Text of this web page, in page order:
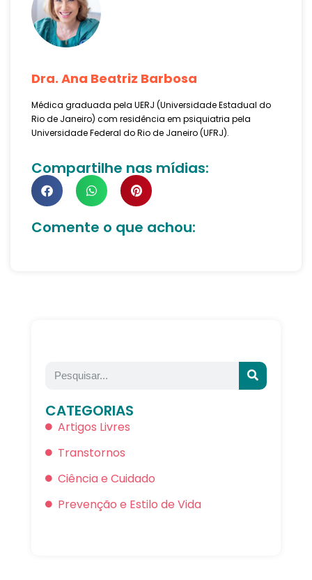
Dra. Ana Beatriz Barbosa
Médica graduada pela UERJ (Universidade Estadual do
Rio de Janeiro) com residência em psiquiatria pela
Universidade Federal do Rio de Janeiro (UFRJ).
Compartilhe nas mídias:
Comente o que achou:
CATEGORIAS
Artigos Livres
Transtornos
Ciência e Cuidado
Prevenção e Estilo de Vida